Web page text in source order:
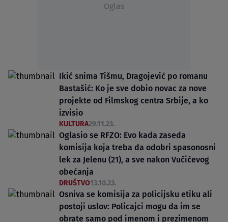
Oglas
Ikić snima Tišmu, Dragojević po romanu
Bastašić: Ko je sve dobio novac za nove
projekte od Filmskog centra Srbije, a ko
izvisio
KULTURA29.11.23.
Oglasio se RFZO: Evo kada zaseda
komisija koja treba da odobri spasonosni
lek za Jelenu (21), a sve nakon Vučićevog
obećanja
DRUŠTVO13.10.23.
Osniva se komisija za policijsku etiku ali
postoji uslov: Policajci mogu da im se
obrate samo pod imenom i prezimenom